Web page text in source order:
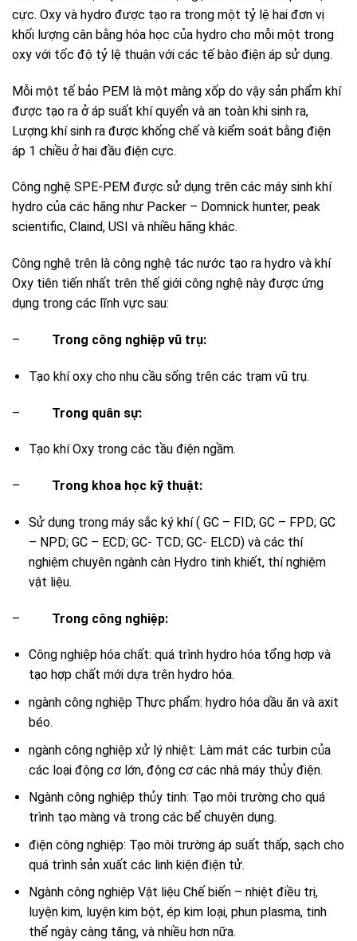
cực. Oxy và hydro được tạo ra trong một tỷ lệ hai đơn vị
khối lượng cân bằng hóa học của hydro cho mỗi một trong
oxy với tốc độ tỷ lệ thuận với các tế bào điện áp sử dụng.
Mỗi một tế bảo PEM là một màng xốp do vậy sản phẩm khí
được tạo ra ở áp suất khí quyển và an toàn khi sinh ra,
Lượng khí sinh ra được khống chế và kiểm soát bằng điện
áp 1 chiều ở hai đầu điện cực.
Công nghệ SPE-PEM được sử dụng trên các máy sinh khí
hydro của các hãng như Packer – Domnick hunter, peak
scientific, Claind, USI và nhiều hãng khác.
Công nghệ trên là công nghệ tác nước tạo ra hydro và khí
Oxy tiên tiến nhất trên thế giới công nghệ này được ứng
dụng trong các lĩnh vực sau:
– Trong công nghiệp vũ trụ:
Tạo khí oxy cho nhu cầu sống trên các trạm vũ trụ.
– Trong quân sự:
Tạo khí Oxy trong các tầu điện ngầm.
– Trong khoa học kỹ thuật:
Sử dụng trong máy sắc ký khí ( GC – FID; GC – FPD; GC
– NPD; GC – ECD; GC- TCD; GC- ELCD) và các thí
nghiệm chuyên ngành càn Hydro tinh khiết, thí nghiệm
vật liệu.
– Trong công nghiệp:
Công nghiệp hóa chất: quá trình hydro hóa tổng hợp và
tạo hợp chất mới dựa trên hydro hóa.
ngành công nghiệp Thực phẩm: hydro hóa dầu ăn và axit
béo.
ngành công nghiệp xử lý nhiệt: Làm mát các turbin của
các loại động cơ lớn, động cơ các nhà máy thủy điện.
Ngành công nghiệp thủy tinh: Tạo môi trường cho quá
trình tạo màng và trong các bể chuyện dụng.
điện công nghiệp: Tạo môi trường áp suất thấp, sạch cho
quá trình sản xuất các linh kiện điện tử.
Ngành công nghiệp Vật liệu Chế biến – nhiệt điều trị,
luyện kim, luyện kim bột, ép kim loại, phun plasma, tinh
thể ngày càng tăng, và nhiều hơn nữa.